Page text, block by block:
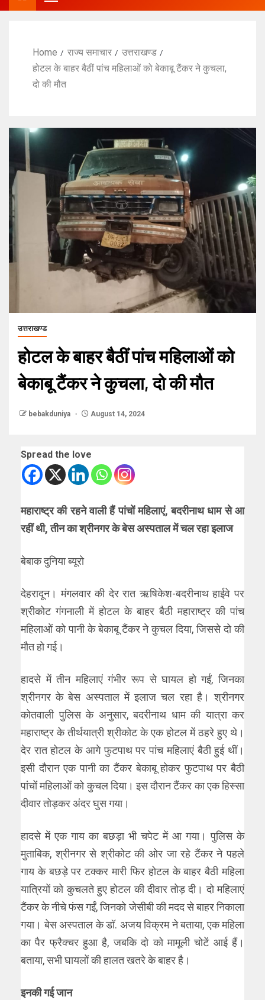
Home राज्य समाचार
उत्तराखण्ड
होटल के बाहर बैठीं पांच महिलाओं को बेकाबू टैंकर ने कुचला,
दो की मौत
उत्तराखण्ड
होटल के बाहर बैठीं पांच महिलाओं को
बेकाबू टैंकर ने कुचला, दो की मौत
bebakduniya August 14, 2024
Spread the love
महाराष्ट्र की रहने वाली हैं पांचों महिलाएं, बदरीनाथ धाम से आ
रहीं थी, तीन का श्रीनगर के बेस अस्पताल में चल रहा इलाज
बेबाक दुनिया ब्यूरो
देहरादून। मंगलवार की देर रात ऋषिकेश-बदरीनाथ हाईवे पर
श्रीकोट गंगनाली में होटल के बाहर बैठी महाराष्ट्र की पांच
महिलाओं को पानी के बेकाबू टैंकर ने कुचल दिया, जिससे दो की
मौत हो गई।
हादसे में तीन महिलाएं गंभीर रूप से घायल हो गईं, जिनका
श्रीनगर के बेस अस्पताल में इलाज चल रहा है। श्रीनगर
कोतवाली पुलिस के अनुसार, बदरीनाथ धाम की यात्रा कर
महाराष्ट्र के तीर्थयात्री श्रीकोट के एक होटल में ठहरे हुए थे।
देर रात होटल के आगे फुटपाथ पर पांच महिलाएं बैठी हुई थीं।
इसी दौरान एक पानी का टैंकर बेकाबू होकर फुटपाथ पर बैठी
पांचों महिलाओं को कुचल दिया। इस दौरान टैंकर का एक हिस्सा
दीवार तोड़कर अंदर घुस गया।
हादसे में एक गाय का बछड़ा भी चपेट में आ गया। पुलिस के
मुताबिक, श्रीनगर से श्रीकोट की ओर जा रहे टैंकर ने पहले
गाय के बछड़े पर टक्कर मारी फिर होटल के बाहर बैठी महिला
यात्रियों को कुचलते हुए होटल की दीवार तोड़ दी। दो महिलाएं
टैंकर के नीचे फंस गईं, जिनको जेसीबी की मदद से बाहर निकाला
गया। बेस अस्पताल के डॉ. अजय विक्रम ने बताया, एक महिला
का पैर फ्रैक्चर हुआ है, जबकि दो को मामूली चोटें आई हैं।
बताया, सभी घायलों की हालत खतरे के बाहर है।
इनकी गई जान